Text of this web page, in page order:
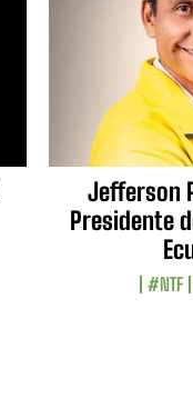
Jefferson
Presidente
#NTF